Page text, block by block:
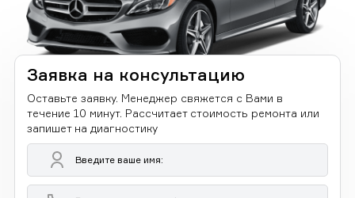
Заявка на консультацию
Оставьте заявку. Менеджер свяжется с Вами в
течение 10 минут. Рассчитает стоимость ремонта или
запишет на диагностику